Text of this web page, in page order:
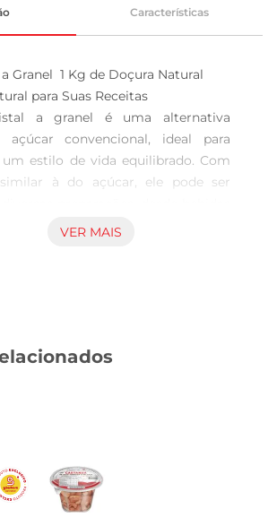
Características
Granel  1 Kg de Doçura Natural
para Suas Receitas
a granel é uma alternativa
açúcar convencional, ideal para
estilo de vida equilibrado. Com
à do açúcar, ele pode ser
receitas de sobremesas,
glicêmico, o que significa que
na Cozinha
pode ser utilizado em diversas
VER MAIS